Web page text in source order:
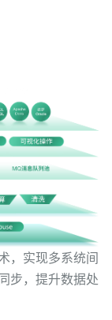
，实现多系统间
步，提升数据处